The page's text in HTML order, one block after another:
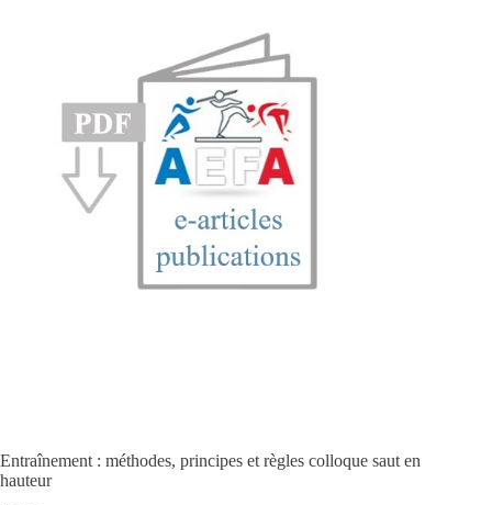
Entraînement : méthodes, principes et règles colloque saut en
hauteur